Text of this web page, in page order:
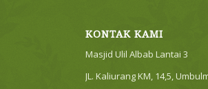
KONTAK KAMI
Masjid Ulil Albab Lantai 3
JL. Kaliurang KM, 14,5,